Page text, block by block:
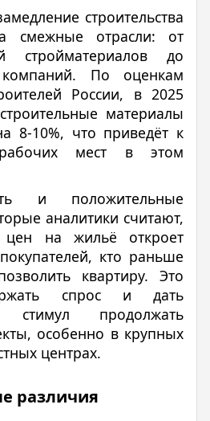
строительства
смежные отрасли: от
стройматериалов до
компаний. По оценкам
России, в 2025
материалы
8-10%, что приведёт к
мест в этом
и положительные
аналитики считают,
цен на жильё откроет
кто раньше
квартиру. Это
спрос и дать
стимул продолжать
особенно в крупных
центрах.
различия